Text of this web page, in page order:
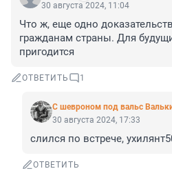
30 августа 2024, 11:04
Что ж, еще одно
гражданам страны. Для
пригодится
ОТВЕТИТЬ 1
С шевроном под вальс
30 августа 2024, 17:33
слился по встрече,
ОТВЕТИТЬ